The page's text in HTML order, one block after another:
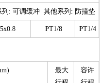
列: 可调缓冲 其他系列: 防撞垫
PT1/8 PT1/4
最大
容许